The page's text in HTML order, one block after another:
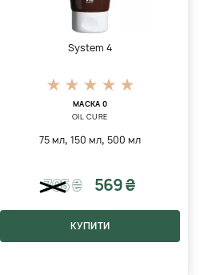
System 4
МАСКА 0
OIL CURE
75 мл,150 мл, 500 мл
705₴ 569 ₴
КУПИТИ